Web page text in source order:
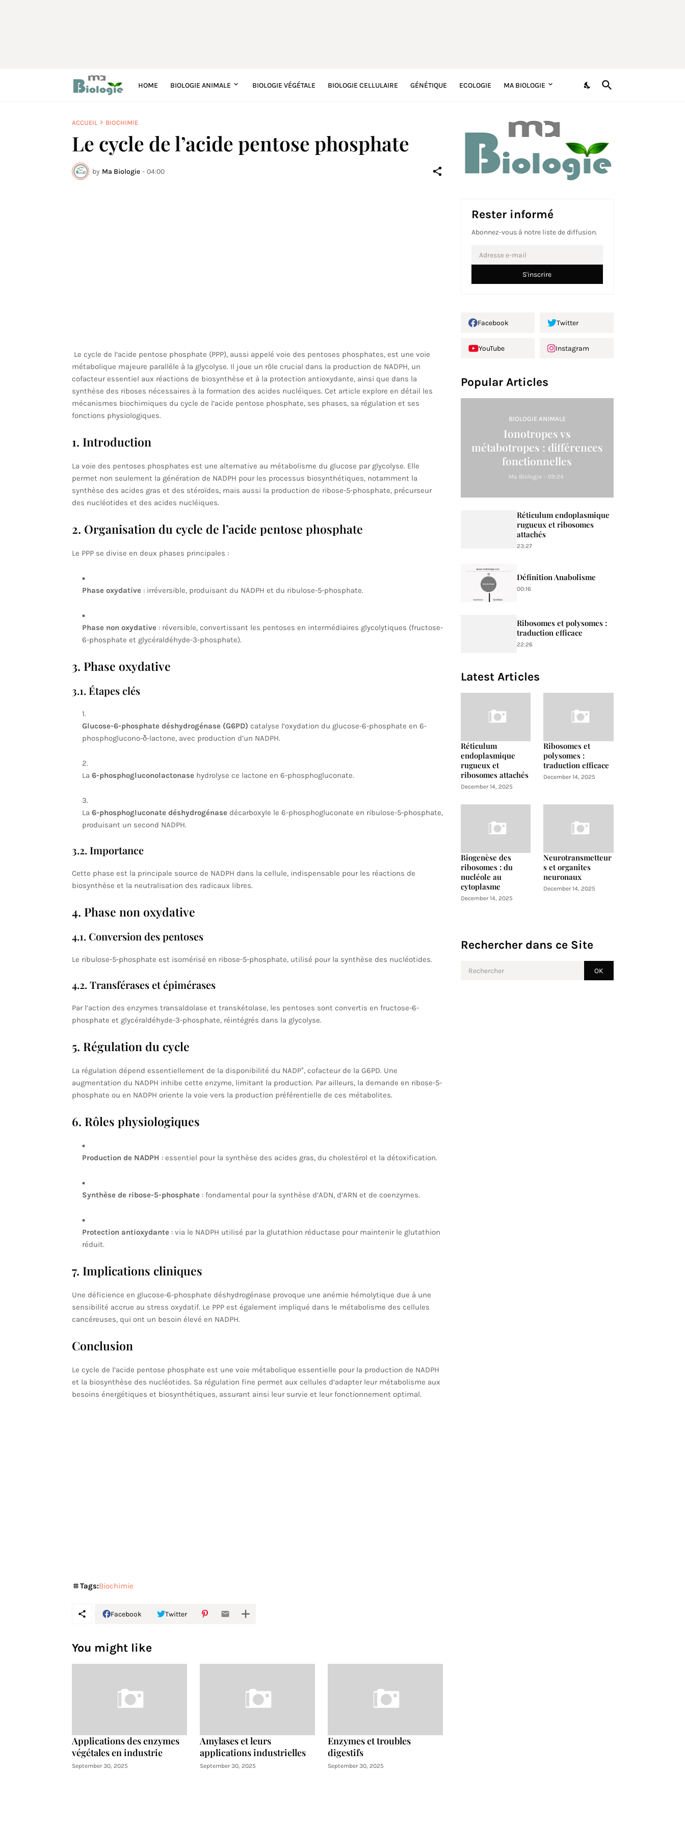
HOME BIOLOGIE ANIMALE BIOLOGIE VÉGÉTALE BIOLOGIE CELLULAIRE GÉNÉTIQUE ECOLOGIE MA BIOLOGIE
ACCUEIL BIOCHIMIE
Le cycle de l’acide pentose phosphate
by Ma Biologie - 04:00
Le cycle de l’acide pentose phosphate (PPP), aussi appelé voie des pentoses phosphates, est une voie
métabolique majeure parallèle à la glycolyse. Il joue un rôle crucial dans la production de NADPH, un
cofacteur essentiel aux réactions de biosynthèse et à la protection antioxydante, ainsi que dans la
synthèse des riboses nécessaires à la formation des acides nucléiques. Cet article explore en détail les
mécanismes biochimiques du cycle de l’acide pentose phosphate, ses phases, sa régulation et ses
fonctions physiologiques.
1. Introduction
La voie des pentoses phosphates est une alternative au métabolisme du glucose par glycolyse. Elle
permet non seulement la génération de NADPH pour les processus biosynthétiques, notamment la
synthèse des acides gras et des stéroïdes, mais aussi la production de ribose-5-phosphate, précurseur
des nucléotides et des acides nucléiques.
2. Organisation du cycle de l’acide pentose phosphate
Le PPP se divise en deux phases principales :
Phase oxydative: irréversible, produisant du NADPH et du ribulose-5-phosphate.
Phase non oxydative: réversible, convertissant les pentoses en intermédiaires glycolytiques (fructose-
6-phosphate et glycéraldéhyde-3-phosphate).
3. Phase oxydative
3.1. Étapes clés
Glucose-6-phosphate déshydrogénase (G6PD) catalyse l’oxydation du glucose-6-phosphate en 6-
phosphoglucono-δ-lactone, avec production d’un NADPH.
La 6-phosphogluconolactonasehydrolyse ce lactone en 6-phosphogluconate.
La 6-phosphogluconate déshydrogénasedécarboxyle le 6-phosphogluconate en ribulose-5-phosphate,
produisant un second NADPH.
3.2. Importance
Cette phase est la principale source de NADPH dans la cellule, indispensable pour les réactions de
biosynthèse et la neutralisation des radicaux libres.
4. Phase non oxydative
4.1. Conversion des pentoses
Le ribulose-5-phosphate est isomérisé en ribose-5-phosphate, utilisé pour la synthèse des nucléotides.
4.2. Transférases et épimérases
Par l’action des enzymes transaldolase et transkétolase, les pentoses sont convertis en fructose-6-
phosphate et glycéraldéhyde-3-phosphate, réintégrés dans la glycolyse.
5. Régulation du cycle
La régulation dépend essentiellement de la disponibilité du NADP⁺, cofacteur de la G6PD. Une
augmentation du NADPH inhibe cette enzyme, limitant la production. Par ailleurs, la demande en ribose-5-
phosphate ou en NADPH oriente la voie vers la production préférentielle de ces métabolites.
6. Rôles physiologiques
Production de NADPH : essentiel pour la synthèse des acides gras, du cholestérol et la détoxification.
Synthèse de ribose-5-phosphate: fondamental pour la synthèse d’ADN, d’ARN et de coenzymes.
Protection antioxydante: via le NADPH utilisé par la glutathion réductase pour maintenir le glutathion
réduit.
7. Implications cliniques
Une déficience en glucose-6-phosphate déshydrogénase provoque une anémie hémolytique due à une
sensibilité accrue au stress oxydatif. Le PPP est également impliqué dans le métabolisme des cellules
cancéreuses, qui ont un besoin élevé en NADPH.
Conclusion
Le cycle de l’acide pentose phosphate est une voie métabolique essentielle pour la production de NADPH
et la biosynthèse des nucléotides. Sa régulation fine permet aux cellules d’adapter leur métabolisme aux
besoins énergétiques et biosynthétiques, assurant ainsi leur survie et leur fonctionnement optimal.
Tags:Biochimie
Facebook Twitter
You might like
Applications des enzymes
végétales en industrie
September 30, 2025
Amylases et leurs
applications industrielles
September 30, 2025
Enzymes et troubles
digestifs
September 30, 2025
Rester informé
Abonnez-vous à notre liste de diffusion.
Facebook Twitter
YouTube Instagram
Popular Articles
BIOLOGIE ANIMALE
Ionotropes vs
métabotropes : différences
fonctionnelles
Ma Biologie - 09:24
Réticulum endoplasmique
rugueux et ribosomes
attachés
23:27
Définition Anabolisme
00:16
Ribosomes et polysomes :
traduction efficace
22:26
Latest Articles
Réticulum
endoplasmique
rugueux et
ribosomes attachés
December 14, 2025
Ribosomes et
polysomes :
traduction efficace
December 14, 2025
Biogenèse des
ribosomes : du
nucléole au
cytoplasme
December 14, 2025
Neurotransmetteur
s et organites
neuronaux
December 14, 2025
Rechercher dans ce Site